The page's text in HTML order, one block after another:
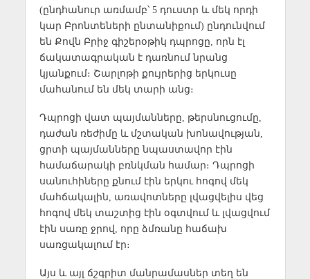
(ընդհանուր առմամբ՝ 5 դուստր և մեկ որդի
կար Բրոնտեների ընտանիքում) ընդունվում
են Քովն Բրիջ գիշերօթիկ դպրոցը, որն էլ
ճակատագրական է դառնում նրանց
կյանքում։ Շարլոթի քույրերից երկուսը
մահանում են մեկ տարի անց։
Դպրոցի վատ պայմանները, թերսնուցումը,
դաժան ռեժիմը և մշտական խոնավության,
ցրտի պայմանները նպաստավոր էին
համաճարակի բռնկման համար։ Դպրոցի
սանուհիները քնում էին երկու հոգով մեկ
մահճակալին, առավոտները լվացվելիս վեց
հոգով մեկ տաշտից էին օգտվում և լվացվում
էին սառը ջրով, որը ձմռանը հաճախ
սառցակալում էր։
Այս և այլ ճշգրիտ մանրամասներ տեղ են